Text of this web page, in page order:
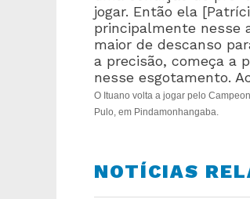
jogar. Então ela
principalmente nesse
maior de descanso
a precisão, começa a
nesse esgotamento.
O Ituano volta a jogar pelo
Pulo, em Pindamonhangaba.
NOTÍCIAS